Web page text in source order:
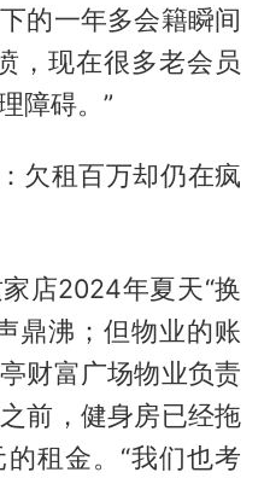
的一年多会籍瞬间
，现在很多老会员
障碍。”
欠租百万却仍在疯
店2024年夏天“换
鼎沸；但物业的账
财富广场物业负责
前，健身房已经拖
租金。“我们也考